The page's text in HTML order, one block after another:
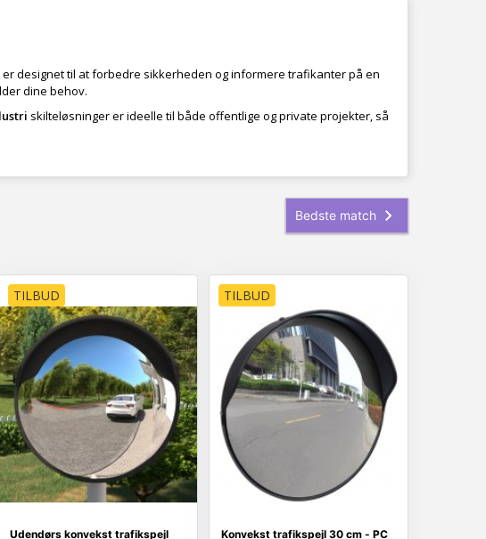
designet til at forbedre sikkerheden og informere trafikanter på en
dine behov.
skilteløsninger er ideelle til både offentlige og private projekter, så
TILBUD
Udendørs konvekst trafikspejl
TILBUD
Konvekst trafikspejl 30 cm - PC